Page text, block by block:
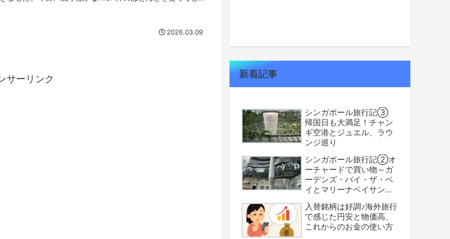
2026.03.09
サーリンク 新着記事
シンガポール旅行記③
帰国日も大満足！チャン
ギ空港とジュエル、ラウ
ンジ巡り
シンガポール旅行記②オ
ーチャードで買い物～ガ
ーデンズ・バイ・ザ・ベ
イとマリーナベイサンズ
入替銘柄は好調♪海外旅行
で感じた円安と物価高、
これからのお金の使い方